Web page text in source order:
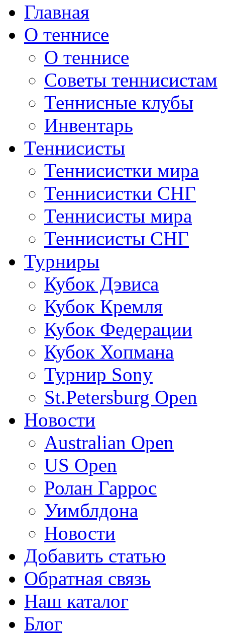
Главная
О теннисе
О теннисе
Советы теннисистам
Теннисные клубы
Инвентарь
Теннисисты
Теннисистки мира
Теннисистки СНГ
Теннисисты мира
Теннисисты СНГ
Турниры
Кубок Дэвиса
Кубок Кремля
Кубок Федерации
Кубок Хопмана
Турнир Sony
St.Petersburg Open
Новости
Australian Open
US Open
Ролан Гаррос
Уимблдона
Новости
Добавить статью
Обратная связь
Наш каталог
Блог